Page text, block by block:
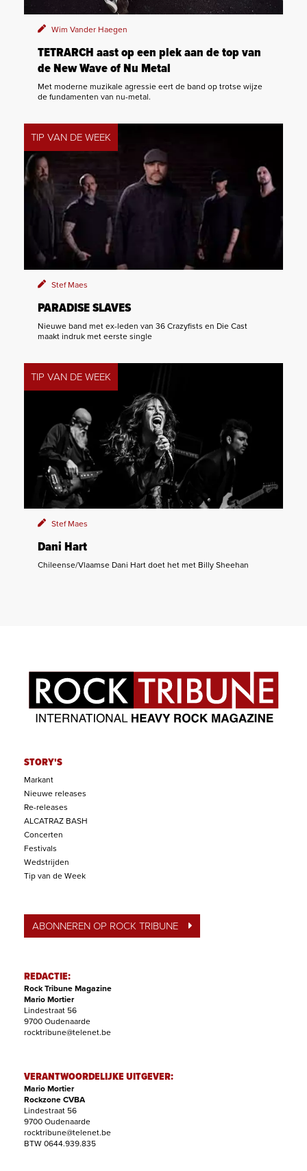
Wim Vander Haegen
TETRARCH aast op een plek aan de top van
de New Wave of Nu Metal
Met moderne muzikale agressie eert de band op trotse wijze
de fundamenten van nu-metal.
TIP VAN DE WEEK
Stef Maes
PARADISE SLAVES
Nieuwe band met ex-leden van 36 Crazyfists en Die Cast
maakt indruk met eerste single
TIP VAN DE WEEK
Stef Maes
Dani Hart
Chileense/Vlaamse Dani Hart doet het met Billy Sheehan
STORY'S
Markant
Nieuwe releases
Re-releases
ALCATRAZ BASH
Concerten
Festivals
Wedstrijden
Tip van de Week
ABONNEREN OP ROCK TRIBUNE
REDACTIE:
Rock Tribune Magazine
Mario Mortier
Lindestraat 56
9700 Oudenaarde
rocktribune@telenet.be
VERANTWOORDELIJKE UITGEVER:
Mario Mortier
Rockzone CVBA
Lindestraat 56
9700 Oudenaarde
rocktribune@telenet.be
BTW 0644.939.835